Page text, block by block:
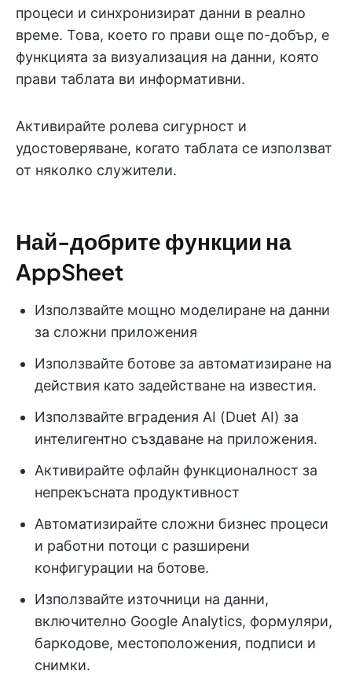
процеси и синхронизират данни в реално
време. Това, което го прави още по-добър, е
функцията за визуализация на данни, която
прави таблата ви информативни.
Активирайте ролева сигурност и
удостоверяване, когато таблата се използват
от няколко служители.
Най-добрите функции на
AppSheet
Използвайте мощно моделиране на данни
за сложни приложения
Използвайте ботове за автоматизиране на
действия като задействане на известия.
Използвайте вградения AI (Duet AI) за
интелигентно създаване на приложения.
Активирайте офлайн функционалност за
непрекъсната продуктивност
Автоматизирайте сложни бизнес процеси
и работни потоци с разширени
конфигурации на ботове.
Използвайте източници на данни,
включително Google Analytics, формуляри,
баркодове, местоположения, подписи и
снимки.